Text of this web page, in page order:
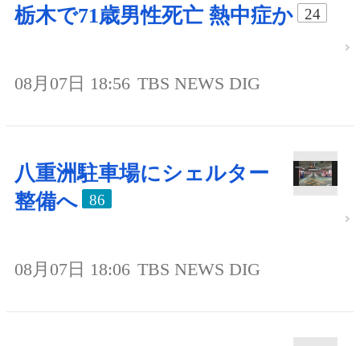
栃木で71歳男性死亡 熱中症か 24
08月07日 18:56 TBS NEWS DIG
八重洲駐車場にシェルター
整備へ
86
08月07日 18:06 TBS NEWS DIG